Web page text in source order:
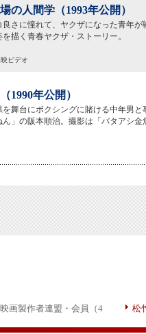
の人間学（1993年公開）
良さに憧れて、ヤクザになった青年
を描く青春ヤクザ・ストーリー。
ビデオ
1990年公開）
を舞台にボクシングに賭ける中年男
ん」の阪本順治。撮影は「バタアシ
画製作者連盟・会員（4
松